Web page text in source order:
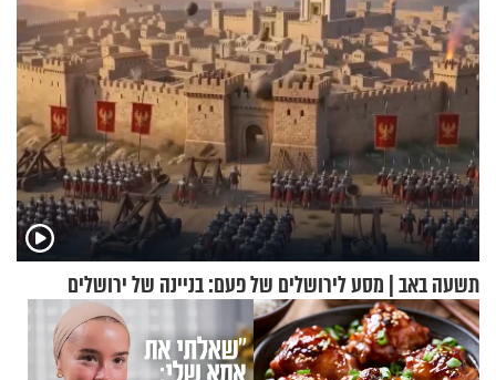
תשעה באב | מסע לירושלים של פעם: בניינה של ירושלים